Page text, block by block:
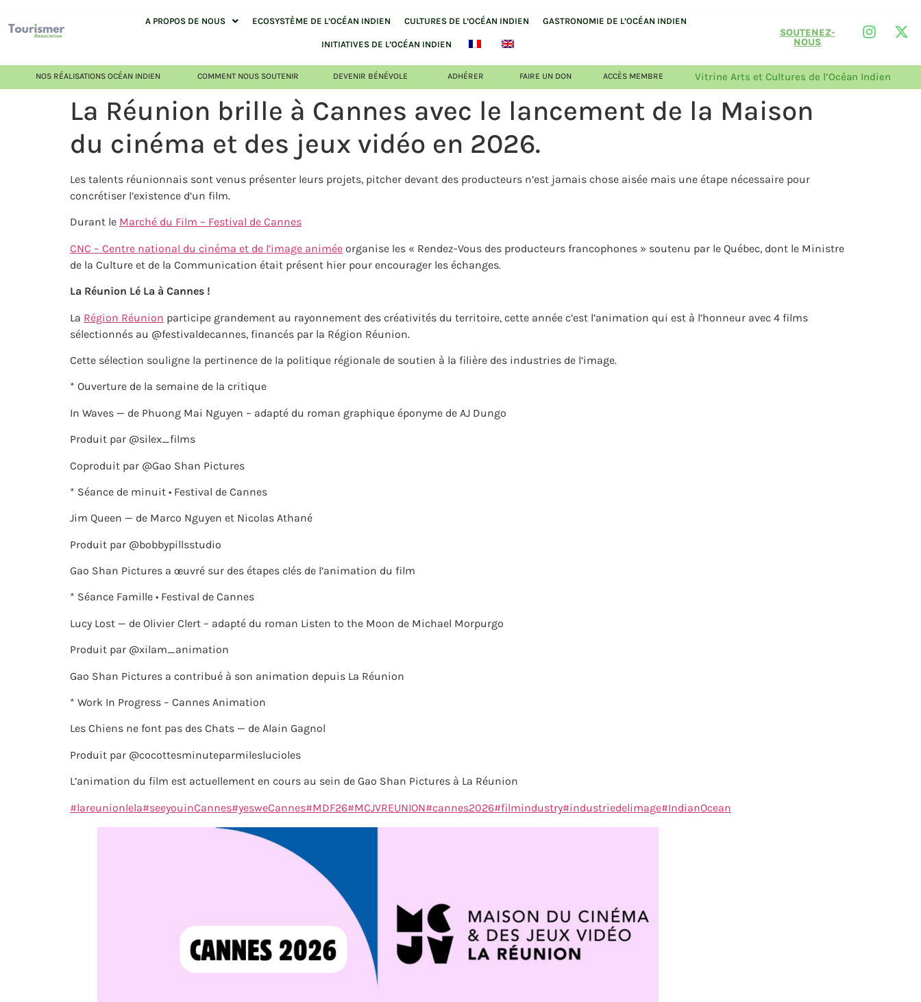
A PROPOS DE NOUS ECOSYSTÈME DE L’OCÉAN INDIEN CULTURES DE L’OCÉAN INDIEN GASTRONOMIE DE L’OCÉAN INDIEN
INITIATIVES DE L’OCÉAN INDIEN
SOUTENEZ-
NOUS
NOS RÉALISATIONS OCÉAN INDIEN COMMENT NOUS SOUTENIR DEVENIR BÉNÉVOLE ADHÉRER FAIRE UN DON ACCÈS MEMBRE Vitrine Arts et Cultures de l’Océan Indien
La Réunion brille à Cannes avec le lancement de la Maison
du cinéma et des jeux vidéo en 2026.
Les talents réunionnais sont venus présenter leurs projets, pitcher devant des producteurs n’est jamais chose aisée mais une étape nécessaire pour
concrétiser l’existence d’un film.
Durant le Marché du Film – Festival de Cannes
CNC – Centre national du cinéma et de l’image animée organise les « Rendez-Vous des producteurs francophones » soutenu par le Québec, dont le Ministre
de la Culture et de la Communication était présent hier pour encourager les échanges.
La Réunion Lé La à Cannes !
La Région Réunion participe grandement au rayonnement des créativités du territoire, cette année c’est l’animation qui est à l’honneur avec 4 films
sélectionnés au @festivaldecannes, financés par la Région Réunion.
Cette sélection souligne la pertinence de la politique régionale de soutien à la filière des industries de l’image.
* Ouverture de la semaine de la critique
In Waves — de Phuong Mai Nguyen – adapté du roman graphique éponyme de AJ Dungo
Produit par @silex_films
Coproduit par @Gao Shan Pictures
* Séance de minuit • Festival de Cannes
Jim Queen — de Marco Nguyen et Nicolas Athané
Produit par @bobbypillsstudio
Gao Shan Pictures a œuvré sur des étapes clés de l’animation du film
* Séance Famille • Festival de Cannes
Lucy Lost — de Olivier Clert – adapté du roman Listen to the Moon de Michael Morpurgo
Produit par @xilam_animation
Gao Shan Pictures a contribué à son animation depuis La Réunion
* Work In Progress – Cannes Animation
Les Chiens ne font pas des Chats — de Alain Gagnol
Produit par @cocottesminuteparmileslucioles
L’animation du film est actuellement en cours au sein de Gao Shan Pictures à La Réunion
#lareunionlela#seeyouinCannes#yesweCannes#MDF26#MCJVREUNION#cannes2026#filmindustry#industriedelimage#IndianOcean